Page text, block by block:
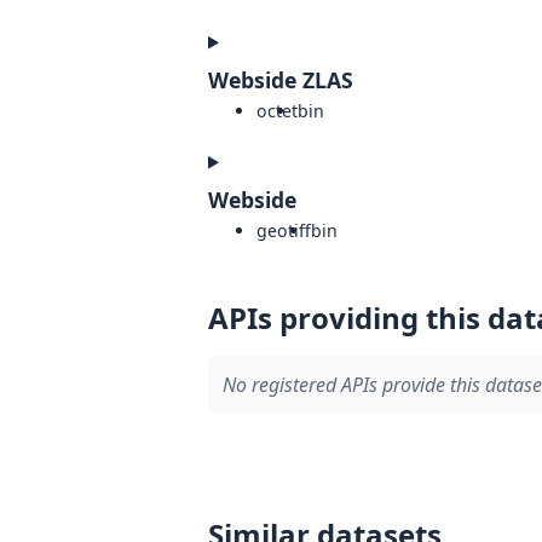
Webside ZLAS
octetbin
Webside
geotiffbin
APIs providing this
No registered APIs provide this
Similar datasets